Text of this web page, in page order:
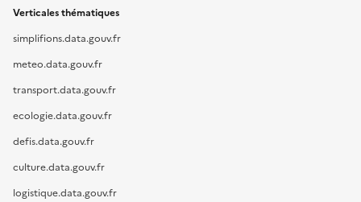
Verticales thématiques
simplifions.data.gouv.fr
meteo.data.gouv.fr
transport.data.gouv.fr
ecologie.data.gouv.fr
defis.data.gouv.fr
culture.data.gouv.fr
logistique.data.gouv.fr